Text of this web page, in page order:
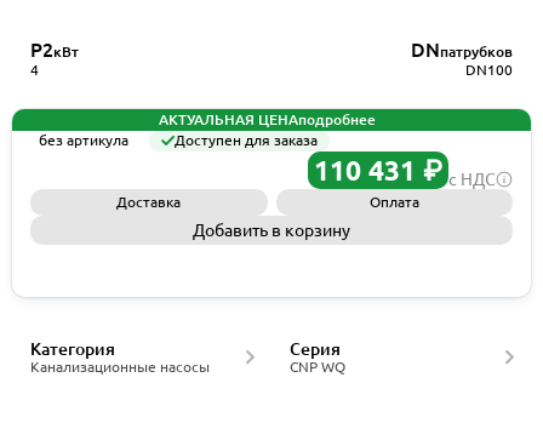
P2кВт
4
DNпатрубков
DN100
АКТУАЛЬНАЯ ЦЕНАподробнее
без артикула
Доступен для заказа
110 431 ₽ с НДС
Доставка Оплата
Добавить в корзину
Канализационные насосы
Категория
CNP WQ
Серия